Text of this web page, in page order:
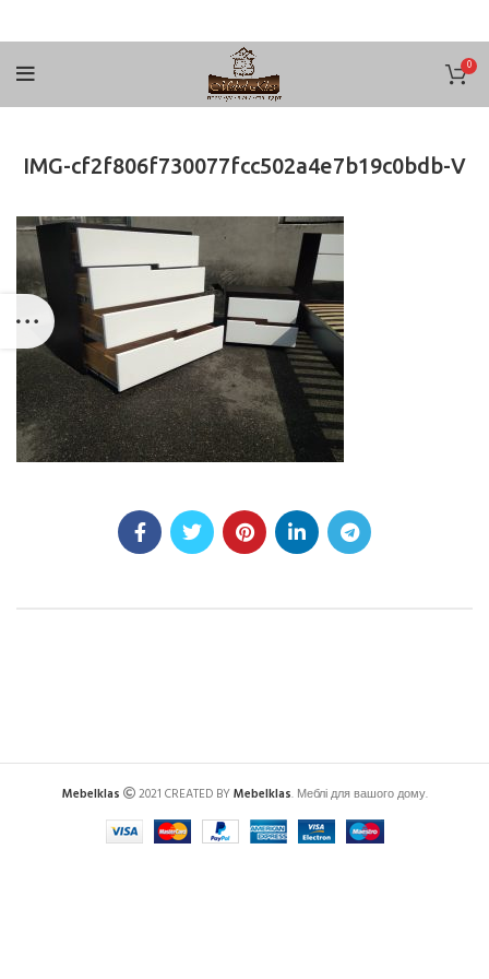
0
IMG-cf2f806f730077fcc502a4e7b19c0bdb-V
Mebelklas 2021 CREATED BYMebelklas. Меблі для вашого дому.